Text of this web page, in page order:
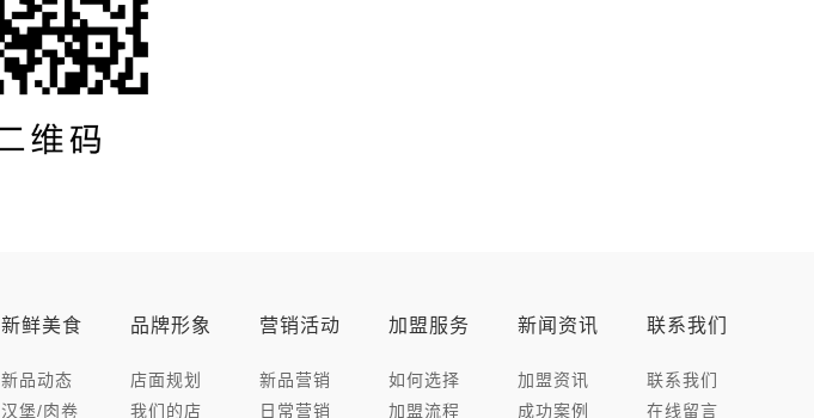
新鲜美食
新品动态
汉堡/肉卷
品牌形象
店面规划
我们的店
营销活动
新品营销
日常营销
加盟服务
如何选择
加盟流程
新闻资讯
加盟资讯
成功案例
联系我们
联系我们
在线留言